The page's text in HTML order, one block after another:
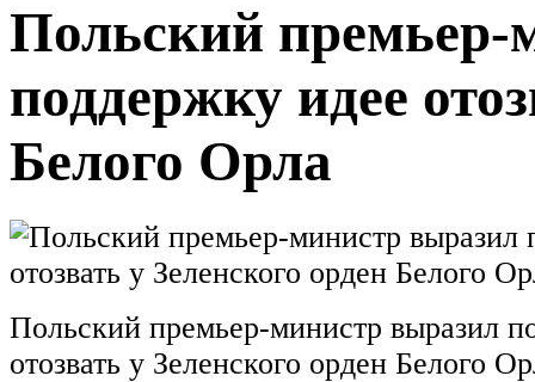
Польский премьер-
поддержку идее
Белого Орла
Польский премьер-министр выразил
отозвать у Зеленского орден Белого